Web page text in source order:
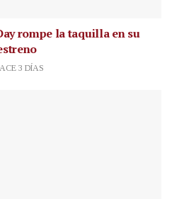
rompe la taquilla en su
3 DÍAS